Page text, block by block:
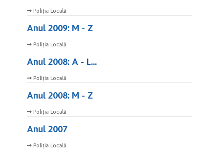
Poliția Locală
Anul 2009: M - Z
Poliția Locală
Anul 2008: A - L...
Poliția Locală
Anul 2008: M - Z
Poliția Locală
Anul 2007
Poliția Locală